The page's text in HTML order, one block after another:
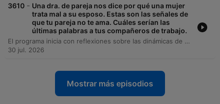
3610 - Una dra. de pareja nos dice por qué una mujer
trata mal a su esposo. Estas son las señales de
que tu pareja no te ama. Cuáles serían las
últimas palabras a tus compañeros de trabajo.
El programa inicia con reflexiones sobre las dinámicas de pareja y una broma telefónica, seguido de una consulta legal sobre procesos migratorios y señales de falta de amor en la relación. Se aborda el conflicto familiar de un joven que enfrenta la oposición de su madre para casarse con una mujer que tiene un hijo. Posteriormente, se presentan entrevistas de superación personal, incluyendo las historias de emprendimiento de instaladores de pisos y trabajadores de la construcción en Estados Unidos. El episodio concluye con debates sobre roles domésticos y consejos sobre comunicación en las discusiones de pareja.
30 jul. 2026
Mostrar más episodios